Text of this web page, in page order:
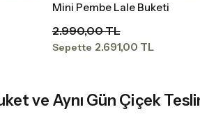
Sepete Ekle
Mini Pembe Lale Buketi
2.990,00 TL
Sepette 2.691,00 TL
ve Aynı Gün Çiçek